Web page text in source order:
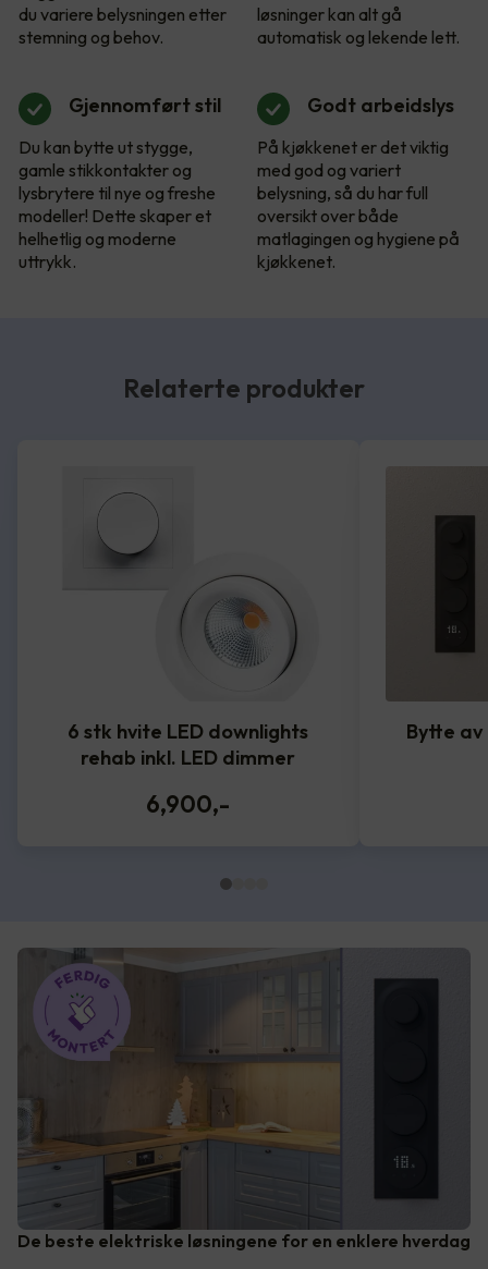
du variere belysningen etter
stemning og behov.
løsninger kan alt gå
automatisk og lekende lett.
Gjennomført stil
Du kan bytte ut stygge,
gamle stikkontakter og
lysbrytere til nye og freshe
modeller! Dette skaper et
helhetlig og moderne
uttrykk.
Godt arbeidslys
På kjøkkenet er det viktig
med god og variert
belysning, så du har full
oversikt over både
matlagingen og hygiene på
kjøkkenet.
Relaterte produkter
6 stk hvite LED downlights
rehab inkl. LED dimmer
6,900,-
Bytte
De beste elektriske løsningene for en enklere hverdag